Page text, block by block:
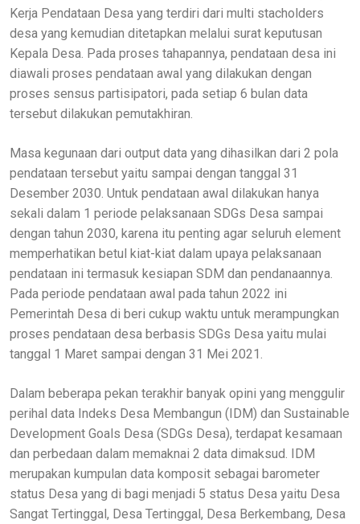
Kerja Pendataan Desa yang terdiri dari multi stacholders
desa yang kemudian ditetapkan melalui surat keputusan
Kepala Desa. Pada proses tahapannya, pendataan desa ini
diawali proses pendataan awal yang dilakukan dengan
proses sensus partisipatori, pada setiap 6 bulan data
tersebut dilakukan pemutakhiran.
Masa kegunaan dari output data yang dihasilkan dari 2 pola
pendataan tersebut yaitu sampai dengan tanggal 31
Desember 2030. Untuk pendataan awal dilakukan hanya
sekali dalam 1 periode pelaksanaan SDGs Desa sampai
dengan tahun 2030, karena itu penting agar seluruh element
memperhatikan betul kiat-kiat dalam upaya pelaksanaan
pendataan ini termasuk kesiapan SDM dan pendanaannya.
Pada periode pendataan awal pada tahun 2022 ini
Pemerintah Desa di beri cukup waktu untuk merampungkan
proses pendataan desa berbasis SDGs Desa yaitu mulai
tanggal 1 Maret sampai dengan 31 Mei 2021.
Dalam beberapa pekan terakhir banyak opini yang menggulir
perihal data Indeks Desa Membangun (IDM) dan Sustainable
Development Goals Desa (SDGs Desa), terdapat kesamaan
dan perbedaan dalam memaknai 2 data dimaksud. IDM
merupakan kumpulan data komposit sebagai barometer
status Desa yang di bagi menjadi 5 status Desa yaitu Desa
Sangat Tertinggal, Desa Tertinggal, Desa Berkembang, Desa